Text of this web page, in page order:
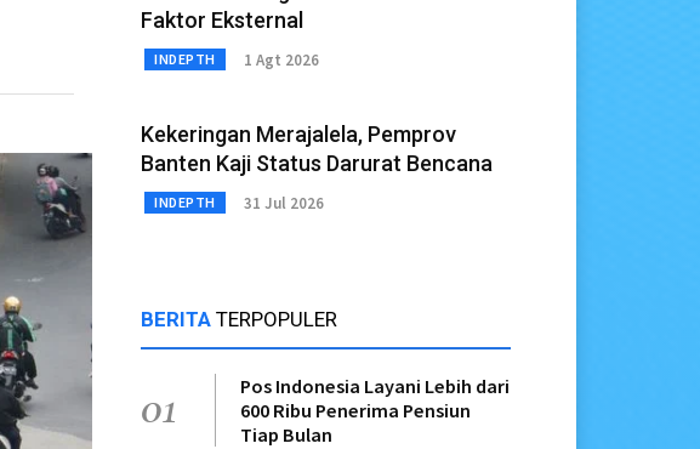
Faktor Eksternal
INDEPTH 1 Agt 2026
Kekeringan Merajalela, Pemprov
Banten Kaji Status Darurat Bencana
INDEPTH 31 Jul 2026
BERITA TERPOPULER
01
Pos Indonesia Layani Lebih dari
600 Ribu Penerima Pensiun
Tiap Bulan